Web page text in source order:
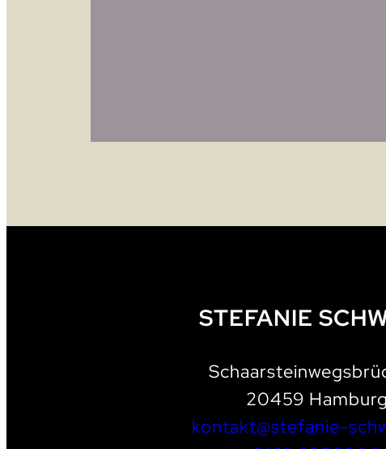
STEFANIE
20459 Hamburg
kontakt@stefanie-